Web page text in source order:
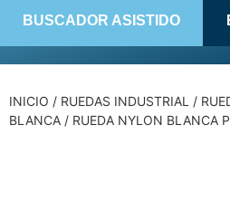
BUSCADOR ASISTIDO
INICIO / RUEDAS INDUSTRIAL /
BLANCA / RUEDA NYLON BLANCA